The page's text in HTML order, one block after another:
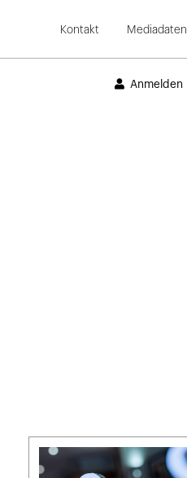
Kontakt Mediadaten
Anmelden